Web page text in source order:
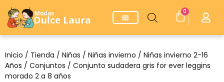
0
Inicio / Tienda / Niñas / Niñas invierno / Niñas invierno 2-16
Años / Conjuntos / Conjunto sudadera gris for ever leggins
morado 2 a 8 años